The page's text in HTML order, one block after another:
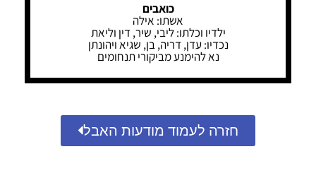
כואבים
אשתו: אילה
ילדיו וכלתו: ליבי, שיר, דין וליאת
נכדיו: עדן, דריה, בן, שגיא ויהונתן
נא להימנע מביקורי תנחומים
חזרה לעמוד מודעות האבל